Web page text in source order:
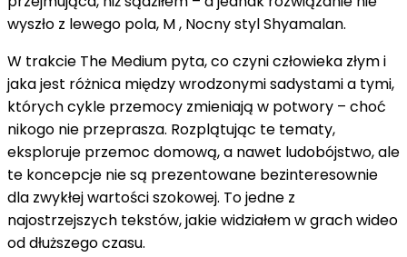
wyszło z lewego pola, M , Nocny styl Shyamalan.
W trakcie The Medium pyta, co czyni człowieka złym i
jaka jest różnica między wrodzonymi sadystami a tymi,
których cykle przemocy zmieniają w potwory – choć
nikogo nie przeprasza. Rozplątując te tematy,
eksploruje przemoc domową, a nawet ludobójstwo, ale
te koncepcje nie są prezentowane bezinteresownie
dla zwykłej wartości szokowej. To jedne z
najostrzejszych tekstów, jakie widziałem w grach wideo
od dłuższego czasu.